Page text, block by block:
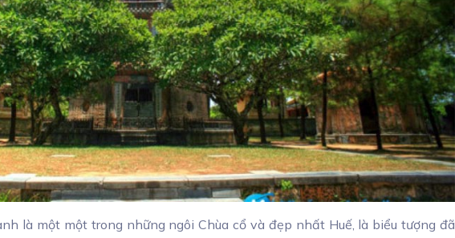
là một một trong những ngôi Chùa cổ và đẹp nhất Huế, là biểu tượng đã